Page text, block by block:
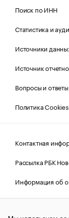
Поиск по ИНН
Статистика и
Источники
Источник
Вопросы и ответы
Политика
Контактная
Рассылка РБК
Информация об
Правовая